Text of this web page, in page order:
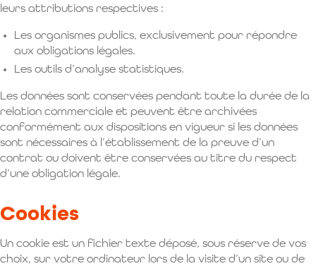
leurs attributions respectives :
Les organismes publics, exclusivement pour répondre
aux obligations légales.
Les outils d’analyse statistiques.
Les données sont conservées pendant toute la durée de la
relation commerciale et peuvent être archivées
conformément aux dispositions en vigueur si les données
sont nécessaires à l’établissement de la preuve d’un
contrat ou doivent être conservées au titre du respect
d’une obligation légale.
Cookies
Un cookie est un fichier texte déposé, sous réserve de vos
choix, sur votre ordinateur lors de la visite d’un site ou de